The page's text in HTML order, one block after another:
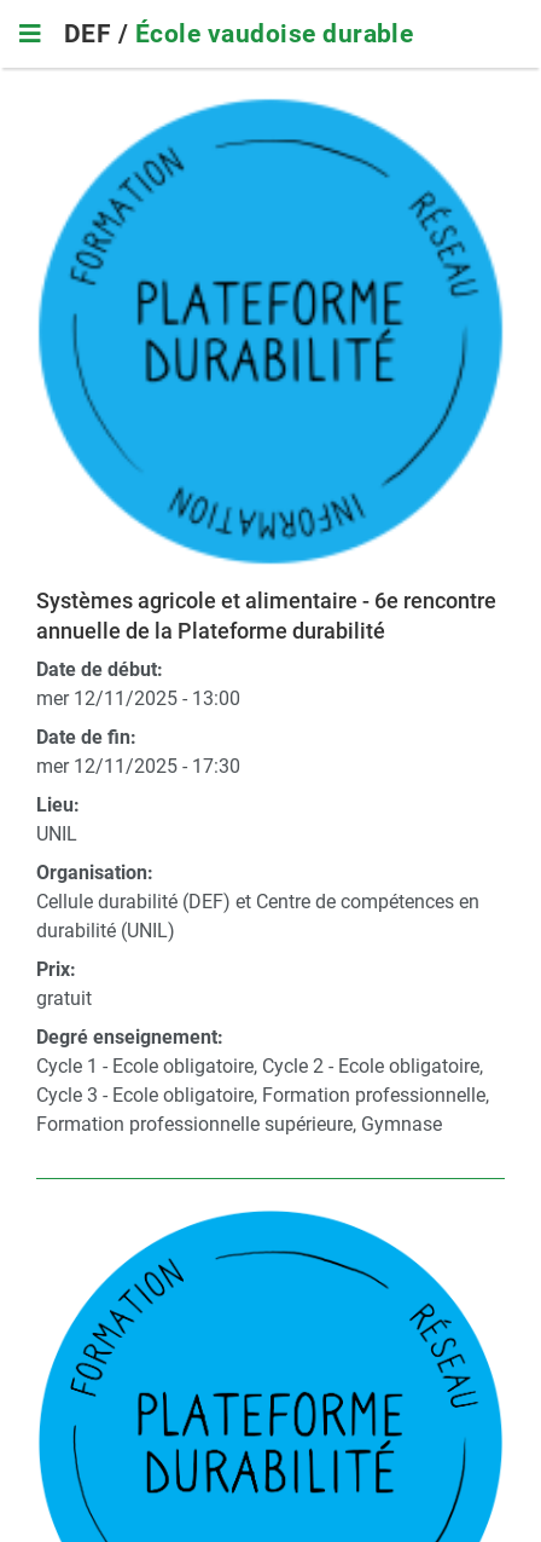
main
DEF / École vaudoise durable
Systèmes agricole et alimentaire - 6e rencontre
annuelle de la Plateforme durabilité
Date de début:
mer 12/11/2025 - 13:00
Date de fin:
mer 12/11/2025 - 17:30
Lieu:
UNIL
Organisation:
Cellule durabilité (DEF) et Centre de compétences en
durabilité (UNIL)
Prix:
gratuit
Degré enseignement:
Cycle 1 - Ecole obligatoire, Cycle 2 - Ecole obligatoire,
Cycle 3 - Ecole obligatoire, Formation professionnelle,
Formation professionnelle supérieure, Gymnase